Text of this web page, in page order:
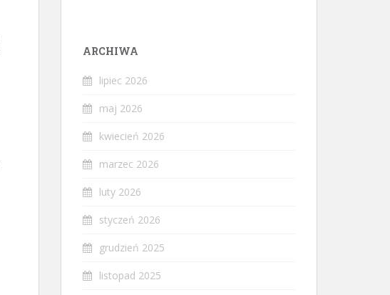
ARCHIWA
lipiec 2026
maj 2026
kwiecień 2026
marzec 2026
luty 2026
styczeń 2026
grudzień 2025
listopad 2025